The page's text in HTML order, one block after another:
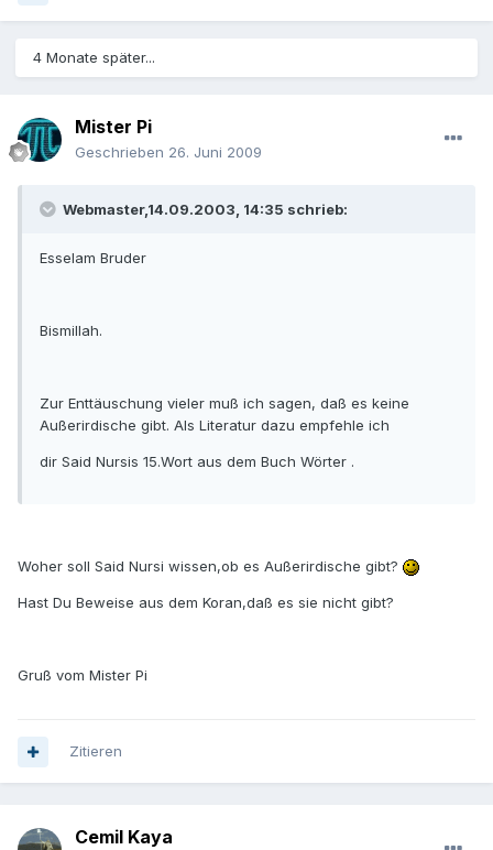
4 Monate später...
Mister Pi
Geschrieben 26. Juni 2009
Webmaster,14.09.2003, 14:35 schrieb:
Esselam Bruder
Bismillah.
Zur Enttäuschung vieler muß ich sagen, daß es keine
Außerirdische gibt. Als Literatur dazu empfehle ich
dir Said Nursis 15.Wort aus dem Buch Wörter .
Woher soll Said Nursi wissen,ob es Außerirdische gibt?
Hast Du Beweise aus dem Koran,daß es sie nicht gibt?
Gruß vom Mister Pi
Zitieren
Cemil Kaya